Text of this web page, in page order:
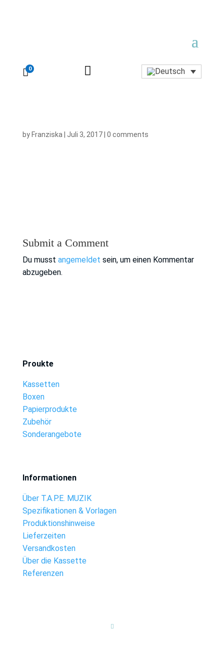
0 
by Franziska Juli 3, 2017| 0 comments
Submit a Comment
Du musst angemeldet sein, um einen Kommentar
abzugeben.
Proukte
Kassetten
Boxen
Papierprodukte
Zubehör
Sonderangebote
Informationen
Über T.A.P.E. MUZIK
Spezifikationen & Vorlagen
Produktionshinweise
Lieferzeiten
Versandkosten
Über die Kassette
Referenzen
